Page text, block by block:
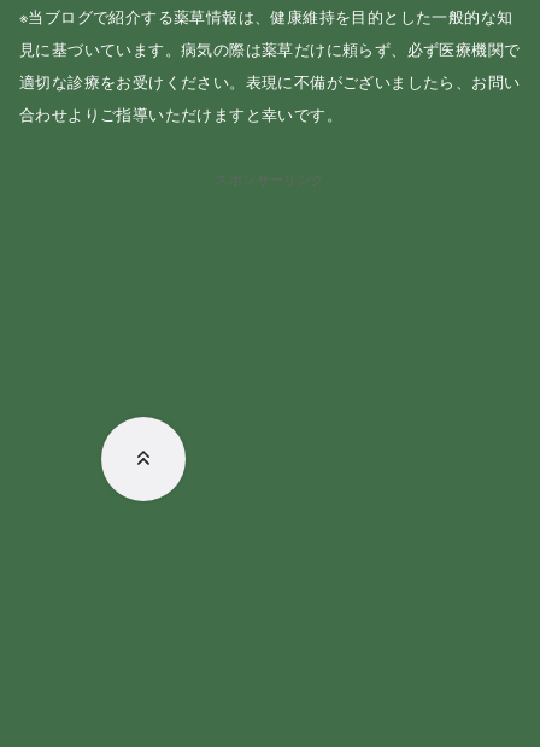
※当ブログで紹介する薬草情報は、健康維持を目的とした一般的な知
見に基づいています。病気の際は薬草だけに頼らず、必ず医療機関で
適切な診療をお受けください。表現に不備がございましたら、お問い
合わせよりご指導いただけますと幸いです。
スポンサーリンク